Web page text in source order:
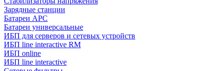
Зарядные станции
Батареи APC
Батареи универсальные
ИБП для серверов и сетевых устройств
ИБП line interactive RM
ИБП online
ИБП linе interactive